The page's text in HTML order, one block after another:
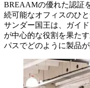
BREAAMの優れた認証
続可能なオフィスのひ
サンダー国王は、ガイ
が中心的な役割を果た
パスでどのように製品